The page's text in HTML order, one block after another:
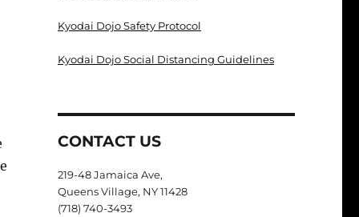
Kyodai Dojo Safety Protocol
Kyodai Dojo Social Distancing Guidelines
CONTACT US
219-48 Jamaica Ave,
Queens Village, NY 11428
(718) 740-3493